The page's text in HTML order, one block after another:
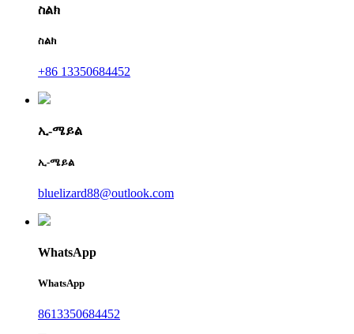
ስልክ
ስልክ
+86 13350684452
ኢ-ሜይል
ኢ-ሜይል
bluelizard88@outlook.com
WhatsApp
WhatsApp
8613350684452